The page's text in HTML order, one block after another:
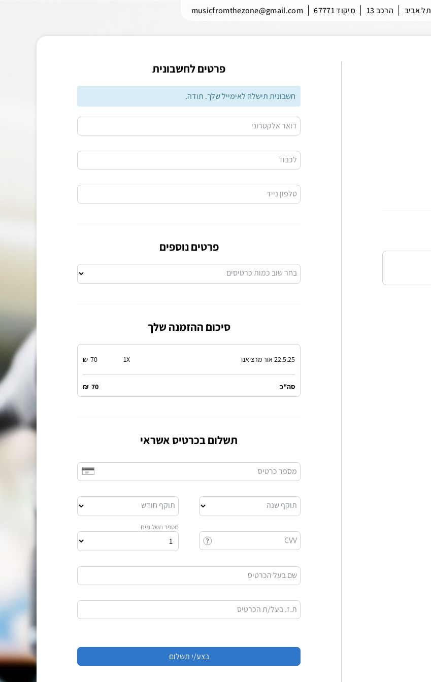
תל אביב הרכב 13 מיקוד 67771 musicfromthezone@gmail.com
פרטים לחשבונית
חשבונית תישלח לאימייל שלך. תודה.
דואר אלקטרוני
לכבוד
טלפון נייד
פרטים נוספים
בחר שוב כמות כרטיסים
סיכום ההזמנה שלך
22.5.25 אור מרציאנו X
1
70
₪
סה"כ 70
₪
תשלום בכרטיס אשראי
מספר כרטיס
תוקף שנה תוקף חודש
CVV
מספר תשלומים
שם בעל הכרטיס
ת.ז. בעל/ת הכרטיס